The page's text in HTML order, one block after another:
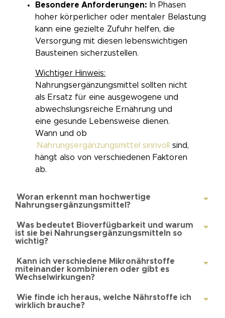
Besondere Anforderungen: In Phasen
hoher körperlicher oder mentaler Belastung
kann eine gezielte Zufuhr helfen, die
Versorgung mit diesen lebenswichtigen
Bausteinen sicherzustellen.
Wichtiger Hinweis:
Nahrungsergänzungsmittel sollten nicht
als Ersatz für eine ausgewogene und
abwechslungsreiche Ernährung und
eine gesunde Lebensweise dienen.
Wann und ob
Nahrungsergänzungsmittel sinnvoll
sind,
hängt also von verschiedenen Faktoren
ab.
Woran erkennt man hochwertige
Nahrungsergänzungsmittel?
Was bedeutet Bioverfügbarkeit und warum
ist sie bei Nahrungsergänzungsmitteln so
wichtig?
Kann ich verschiedene Mikronährstoffe
miteinander kombinieren oder gibt es
Wechselwirkungen?
Wie finde ich heraus, welche Nährstoffe ich
wirklich brauche?